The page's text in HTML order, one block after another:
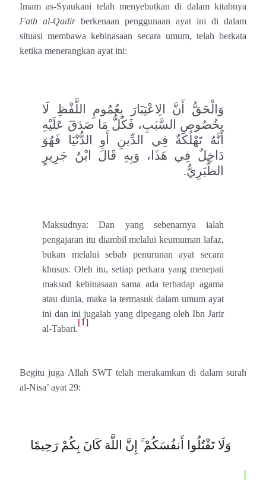
Imam as-Syaukani telah menyebutkan di dalam kitabnya
Fath al-Qadirberkenaan penggunaan ayat ini di dalam
situasi membawa kebinasaan secara umum, telah berkata
ketika menerangkan ayat ini:
وَالْحَقُّ أَنَّ الِاعْتِبَارَ بِعُمُومِ اللَّفْظِ لَا
بِخُصُوصِ السَّبَبِ، فَكُلُّ مَا صَدَقَ عَلَيْهِ
أَنَّهُ تَهْلُكَةٌ فِي الدِّينِ أَوِ الدُّنْيَا فَهُوَ
دَاخِلٌ فِي هَذَا، وَبِهِ قَالَ ابْنُ جَرِيرٍ
الطَّبَرِيُّ.
Maksudnya:Dan yang sebenarnya ialah
pengajaran itu diambil melalui keumuman lafaz,
bukan melalui sebab penurunan ayat secara
khusus. Oleh itu, setiap perkara yang menepati
maksud kebinasaan sama ada terhadap agama
atau dunia, maka ia termasuk dalam umum ayat
ini dan ini jugalah yang dipegang oleh Ibn Jarir
al-Tabari.
[1]
Begitu juga Allah SWT telah merakamkan di dalam surah
al-Nisa’ ayat 29:
وَلَا تَقْتُلُوا أَنفُسَكُمْ ۚ إِنَّ اللَّهَ كَانَ بِكُمْ رَحِيمًا